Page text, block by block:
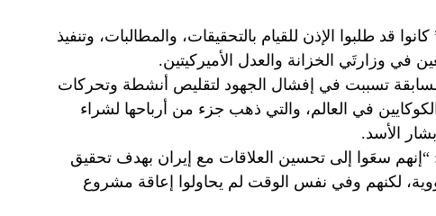
قد طلبوا الإذن للقيام بالتحقيقات، والمطالبات، وتنفيذ
وزارتَي الخزانة والعدل الأميركيتين.
السابقة تسببت في إفشال الجهود لتقليص أنشطة وتحركات
في العالم، والتي ذهب جزء من أرباحها لشراء
الأسد.
سعَوا إلى تحسين العلاقات مع إيران بهدف تحقيق
لكنهم وفي نفس الوقت لم يحاولوا إعاقة مشروع